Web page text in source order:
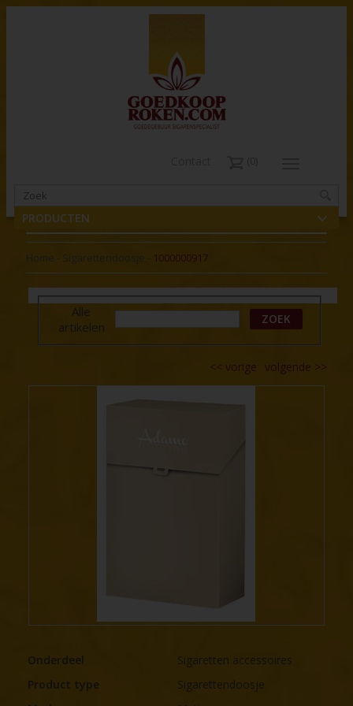
PRODUCTEN
1000000917
Alle
artikelen
ZOEK
volgende >>
<< vorige
Onderdeel
Sigaretten accessoires
Product type
Sigarettendoosje